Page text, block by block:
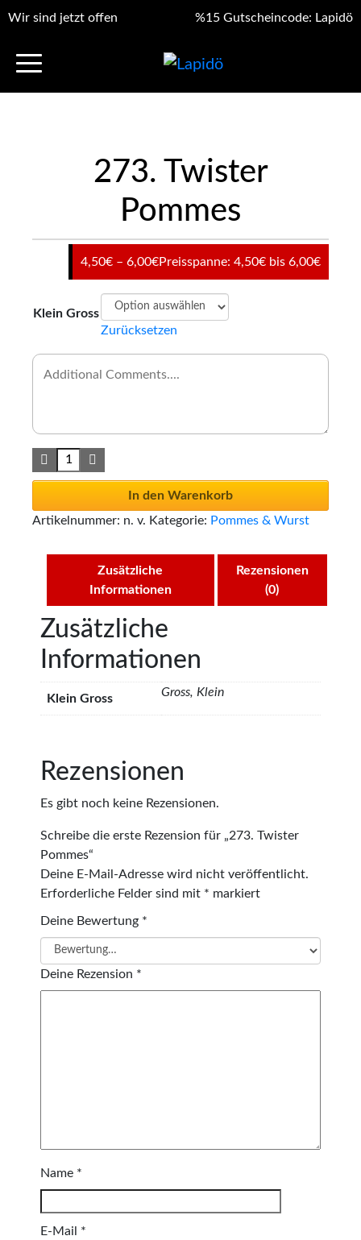
Wir sind jetzt offen %15 Gutscheincode: Lapidö
273. Twister
Pommes
4,50€ – 6,00€Preisspanne: 4,50€ bis 6,00€
Klein Gross
Zurücksetzen
In den Warenkorb
Artikelnummer: n. v. Kategorie: Pommes & Wurst
Zusätzliche
Informationen
Rezensionen
(0)
Zusätzliche
Informationen
Klein Gross Gross, Klein
Rezensionen
Es gibt noch keine Rezensionen.
Schreibe die erste Rezension für „273. Twister
Pommes“
Deine E-Mail-Adresse wird nicht veröffentlicht.
Erforderliche Felder sind mit * markiert
Deine Bewertung *
Deine Rezension *
Name *
E-Mail *